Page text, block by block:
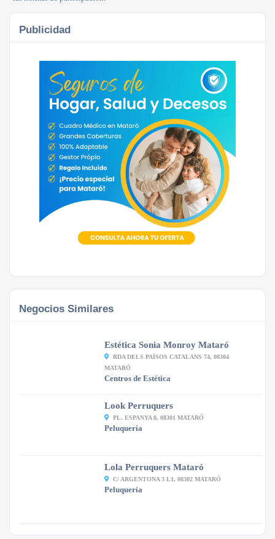
Publicidad
Negocios Similares
Estética Sonia Monroy Mataró
RDA DELS PAÏSOS CATALANS 74, 08304
MATARÓ
Centros de Estética
Look Perruquers
PL. ESPANYA 8, 08301 MATARÓ
Peluquería
Lola Perruquers Mataró
C/ ARGENTONA 3 L1, 08302 MATARÓ
Peluquería